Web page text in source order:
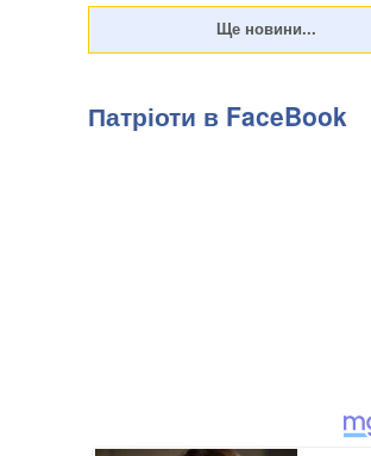
Патріоти в FaceBook